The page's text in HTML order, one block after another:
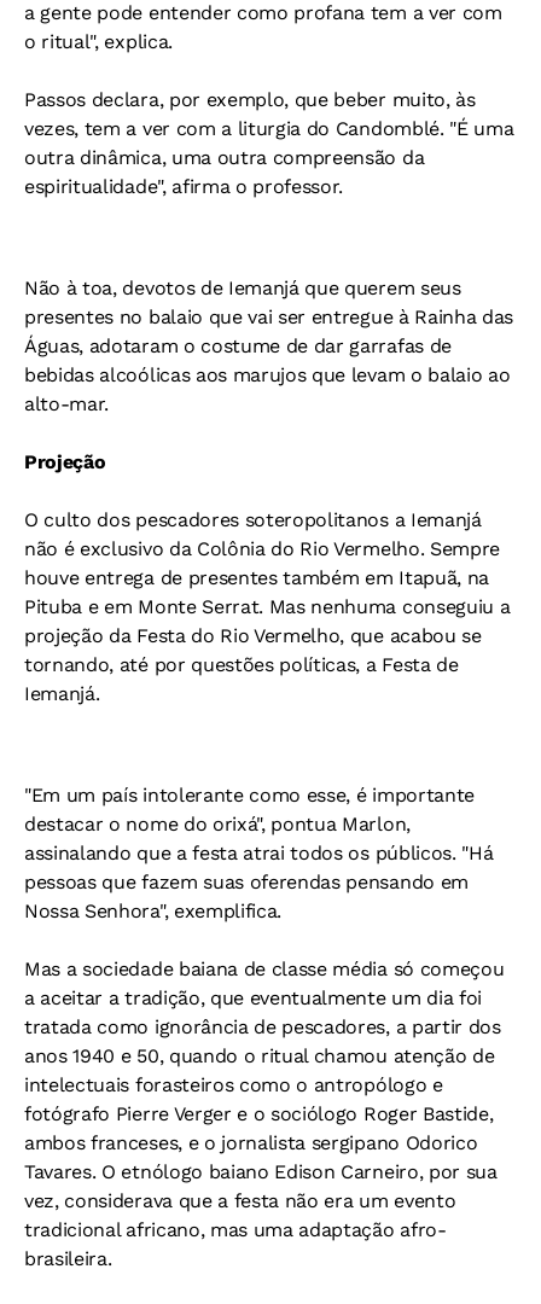
a gente pode entender como profana tem a ver com
o ritual", explica.
Passos declara, por exemplo, que beber muito, às
vezes, tem a ver com a liturgia do Candomblé. "É uma
outra dinâmica, uma outra compreensão da
espiritualidade", afirma o professor.
Não à toa, devotos de Iemanjá que querem seus
presentes no balaio que vai ser entregue à Rainha das
Águas, adotaram o costume de dar garrafas de
bebidas alcoólicas aos marujos que levam o balaio ao
alto-mar.
Projeção
O culto dos pescadores soteropolitanos a Iemanjá
não é exclusivo da Colônia do Rio Vermelho. Sempre
houve entrega de presentes também em Itapuã, na
Pituba e em Monte Serrat. Mas nenhuma conseguiu a
projeção da Festa do Rio Vermelho, que acabou se
tornando, até por questões políticas, a Festa de
Iemanjá.
"Em um país intolerante como esse, é importante
destacar o nome do orixá", pontua Marlon,
assinalando que a festa atrai todos os públicos. "Há
pessoas que fazem suas oferendas pensando em
Nossa Senhora", exemplifica.
Mas a sociedade baiana de classe média só começou
a aceitar a tradição, que eventualmente um dia foi
tratada como ignorância de pescadores, a partir dos
anos 1940 e 50, quando o ritual chamou atenção de
intelectuais forasteiros como o antropólogo e
fotógrafo Pierre Verger e o sociólogo Roger Bastide,
ambos franceses, e o jornalista sergipano Odorico
Tavares. O etnólogo baiano Edison Carneiro, por sua
vez, considerava que a festa não era um evento
tradicional africano, mas uma adaptação afro-
brasileira.